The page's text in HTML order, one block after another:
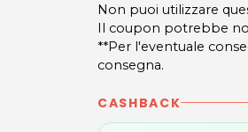
Non puoi utilizzare
Il coupon potrebbe
**Per l'eventuale
consegna.
CASHBACK